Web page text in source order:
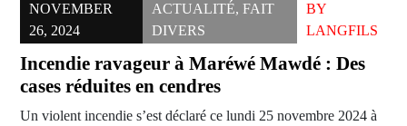
NOVEMBER
26, 2024
ACTUALITÉ, FAIT
DIVERS
BY
LANGFILS
Incendie ravageur à Maréwé Mawdé : Des
cases réduites en cendres
Un violent incendie s’est déclaré ce lundi 25 novembre 2024 à